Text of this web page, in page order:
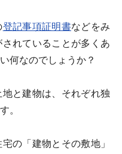
登記事項証明書などをみ
れていることが多くあ
何なのでしょうか？
と建物は、それぞれ独
。
の「建物とその敷地」